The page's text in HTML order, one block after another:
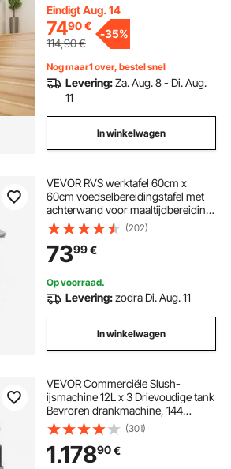
Eindigt Aug. 14
7490€
114,90€
-35%
Nog maar1 over, bestel snel
Levering:Za. Aug. 8 - Di. Aug.
11
In winkelwagen
VEVOR RVS werktafel 60cm x
60cm voedselbereidingstafel met
achterwand voor maaltijdbereiding,
naaien, wassen, knutselen, gebruik
in de garage, enz.
(202)
7399€
Op voorraad.
Levering:zodra Di. Aug. 11
In winkelwagen
VEVOR Commerciële Slush-
ijsmachine 12L x 3 Drievoudige tank
Bevroren drankmachine, 144
kopjes RVS Slush-ijsmachine met
toetsenbord Softijsmachine voor
feesten, restaurants, cafés en bars
(301)
1.17890€